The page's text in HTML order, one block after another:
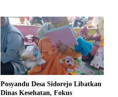
Posyandu Desa Sidorejo Libatkan
Dinas Kesehatan, Fokus